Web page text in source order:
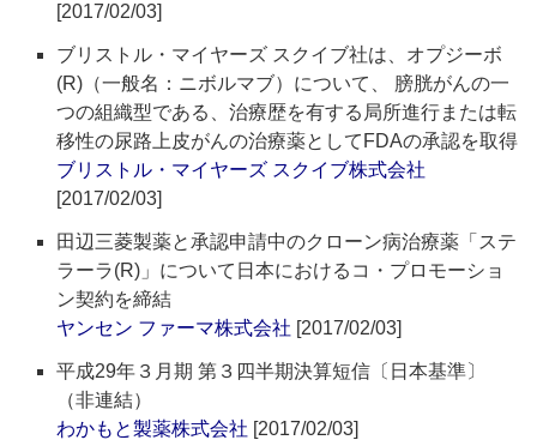
[2017/02/03]
ブリストル・マイヤーズ スクイブ社は、オプジーボ
(R)（一般名：ニボルマブ）について、 膀胱がんの一
つの組織型である、治療歴を有する局所進行または転
移性の尿路上皮がんの治療薬としてFDAの承認を取得
ブリストル・マイヤーズ スクイブ株式会社
[2017/02/03]
田辺三菱製薬と承認申請中のクローン病治療薬「ステ
ラーラ(R)」について日本におけるコ・プロモーショ
ン契約を締結
ヤンセン ファーマ株式会社 [2017/02/03]
平成29年３月期 第３四半期決算短信〔日本基準〕
（非連結）
わかもと製薬株式会社 [2017/02/03]